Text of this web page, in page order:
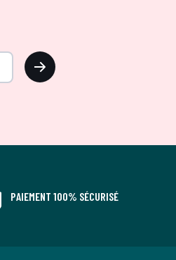
OK
PAIEMENT 100% SÉCURISÉ